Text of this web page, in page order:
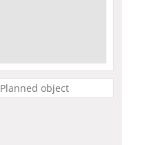
Planned object